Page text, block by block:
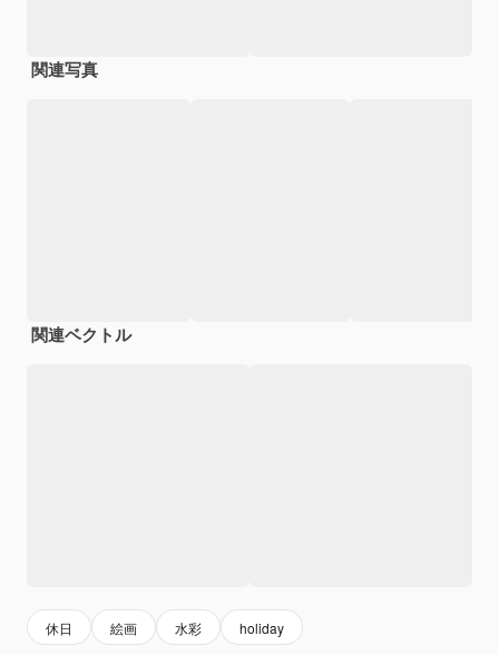
関連写真
関連ベクトル
休日 絵画 水彩 holiday